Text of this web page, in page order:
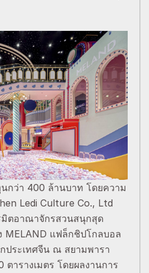
กว่า 400 ล้านบาท โดยความ
Ledi Culture Co., Ltd
มิตอาณาจักรสวนสนุกสุด
MELAND แฟล็กชิปโกลบอล
ประเทศจีน ณ สยามพารา
ารางเมตร โดยผลงานการ